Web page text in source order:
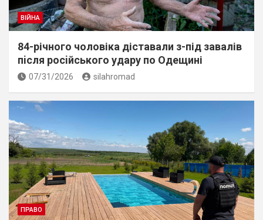
ВІЙНА
84-річного чоловіка діставали з-під завалів
пiсля росiйського удару по Одещині
07/31/2026 silahromad
ПРАВО